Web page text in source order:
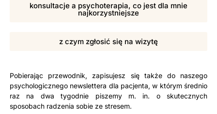
konsultacje a psychoterapia, co jest dla mnie
najkorzystniejsze
z czym zgłosić się na wizytę
Pobierając przewodnik, zapisujesz się także do naszego
psychologicznego newslettera dla pacjenta, w którym średnio
raz na dwa tygodnie piszemy m. in. o skutecznych
sposobach radzenia sobie ze stresem.